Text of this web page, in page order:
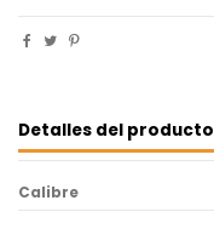
Detalles del producto
Calibre